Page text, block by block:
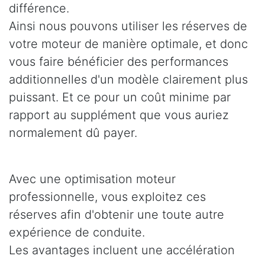
différence.
Ainsi nous pouvons utiliser les réserves de
votre moteur de manière optimale, et donc
vous faire bénéficier des performances
additionnelles d'un modèle clairement plus
puissant. Et ce pour un coût minime par
rapport au supplément que vous auriez
normalement dû payer.
Avec une optimisation moteur
professionnelle, vous exploitez ces
réserves afin d'obtenir une toute autre
expérience de conduite.
Les avantages incluent une accélération